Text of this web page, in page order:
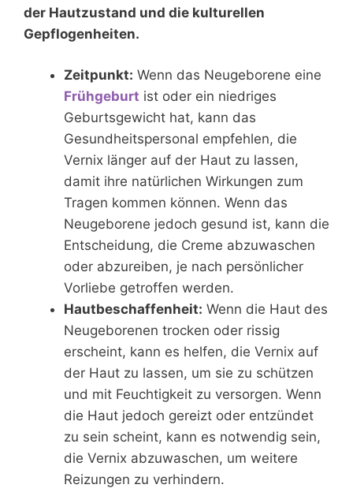
der Hautzustand und die kulturellen
Gepflogenheiten.
Zeitpunkt: Wenn das Neugeborene eine
Frühgeburt ist oder ein niedriges
Geburtsgewicht hat, kann das
Gesundheitspersonal empfehlen, die
Vernix länger auf der Haut zu lassen,
damit ihre natürlichen Wirkungen zum
Tragen kommen können. Wenn das
Neugeborene jedoch gesund ist, kann die
Entscheidung, die Creme abzuwaschen
oder abzureiben, je nach persönlicher
Vorliebe getroffen werden.
Hautbeschaffenheit: Wenn die Haut des
Neugeborenen trocken oder rissig
erscheint, kann es helfen, die Vernix auf
der Haut zu lassen, um sie zu schützen
und mit Feuchtigkeit zu versorgen. Wenn
die Haut jedoch gereizt oder entzündet
zu sein scheint, kann es notwendig sein,
die Vernix abzuwaschen, um weitere
Reizungen zu verhindern.